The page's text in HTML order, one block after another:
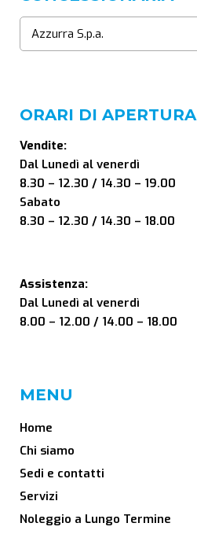
ORARI DI APERTURA
Vendite:
Dal Lunedì al venerdì
8.30 – 12.30 / 14.30 – 19.00
Sabato
8.30 – 12.30 / 14.30 – 18.00
Assistenza:
Dal Lunedì al venerdì
8.00 – 12.00 / 14.00 – 18.00
MENU
Home
Chi siamo
Sedi e contatti
Servizi
Noleggio a Lungo Termine